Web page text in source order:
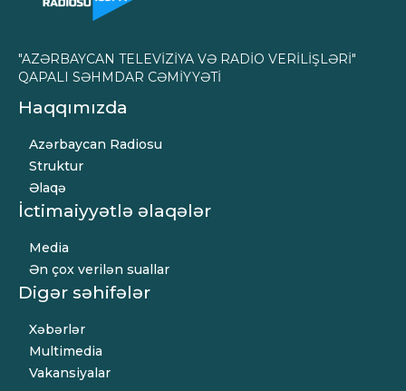
"AZƏRBAYCAN TELEVİZİYA VƏ RADİO VERİLİŞLƏRİ"
QAPALI SƏHMDAR CƏMİYYƏTİ
Haqqımızda
Azərbaycan Radiosu
Struktur
Əlaqə
İctimaiyyətlə əlaqələr
Media
Ən çox verilən suallar
Digər səhifələr
Xəbərlər
Multimedia
Vakansiyalar